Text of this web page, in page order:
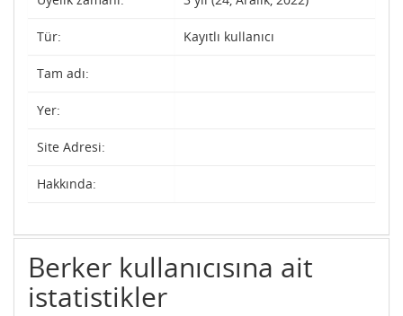
Tür: Kayıtlı kullanıcı
Tam adı:
Yer:
Site Adresi:
Hakkında:
Berker kullanıcısına ait
istatistikler